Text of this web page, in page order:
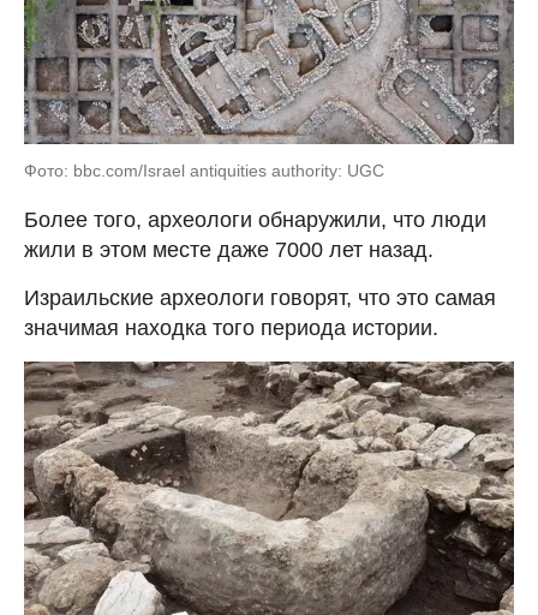
Фото: bbc.com/Israel antiquities authority: UGC
Более того, археологи обнаружили, что люди
жили в этом месте даже 7000 лет назад.
Израильские археологи говорят, что это самая
значимая находка того периода истории.